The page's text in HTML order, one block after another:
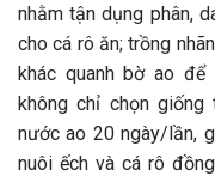
nhằm tận dụng phân,
cho cá rô ăn; trồng
khác quanh bờ ao để
không chỉ chọn
nước ao 20 ngày/lần,
nuôi ếch và cá rô